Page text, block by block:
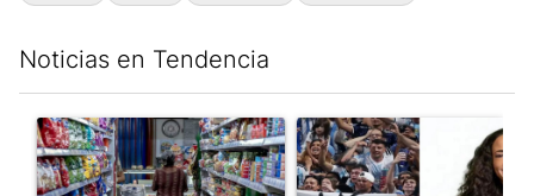
Noticias en Tendencia
Un artículo de tendencia con el título "La inflación en CABA
Un artículo de tendencia con